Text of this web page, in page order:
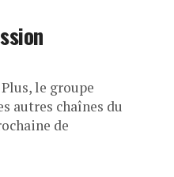
le groupe
autres chaînes du
de